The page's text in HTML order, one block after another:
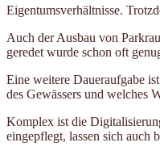
Eigentumsverhältnisse.
Auch der Ausbau von
geredet wurde schon oft
Eine weitere Daueraufgabe
des Gewässers und welches
Komplex ist die
eingepflegt, lassen sich auch